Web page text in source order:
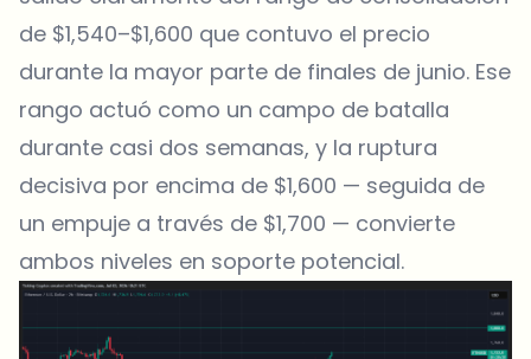
de $1,540–$1,600 que contuvo el precio
durante la mayor parte de finales de junio. Ese
rango actuó como un campo de batalla
durante casi dos semanas, y la ruptura
decisiva por encima de $1,600 — seguida de
un empuje a través de $1,700 — convierte
ambos niveles en soporte potencial.